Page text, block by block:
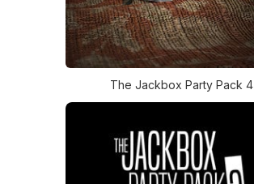
The Jackbox Party Pack 4